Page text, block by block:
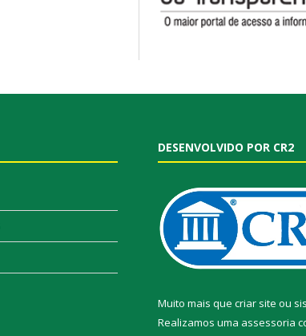
DESENVOLVIDO POR CR2
Muito mais que criar site ou
Realizamos uma assessoria